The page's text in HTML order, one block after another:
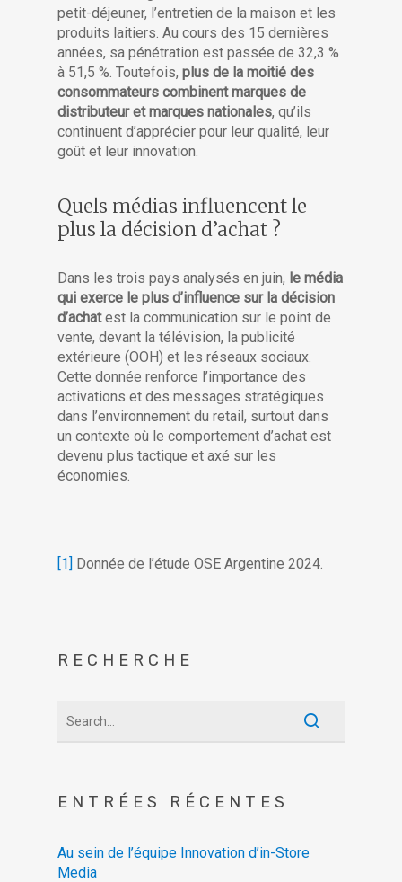
petit-déjeuner, l’entretien de la maison et les
produits laitiers. Au cours des 15 dernières
années, sa pénétration est passée de 32,3 %
à 51,5 %. Toutefois, plus de la moitié des
consommateurs combinent marques de
distributeur et marques nationales, qu’ils
continuent d’apprécier pour leur qualité, leur
goût et leur innovation.
Quels médias influencent le
plus la décision d’achat ?
Dans les trois pays analysés en juin, le média
qui exerce le plus d’influence sur la décision
d’achatest la communication sur le point de
vente, devant la télévision, la publicité
extérieure (OOH) et les réseaux sociaux.
Cette donnée renforce l’importance des
activations et des messages stratégiques
dans l’environnement du retail, surtout dans
un contexte où le comportement d’achat est
devenu plus tactique et axé sur les
économies.
[1] Donnée de l’étude OSE Argentine 2024.
RECHERCHE
ENTRÉES RÉCENTES
Au sein de l’équipe Innovation d’in-Store
Media